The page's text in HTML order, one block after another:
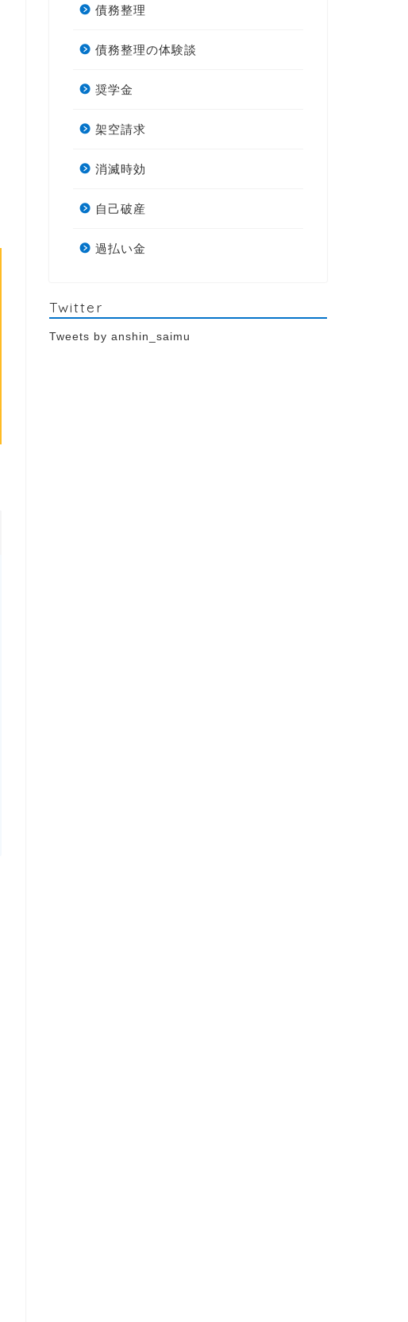
債務整理
債務整理の体験談
奨学金
架空請求
消滅時効
自己破産
過払い金
Twitter
Tweets by anshin_saimu